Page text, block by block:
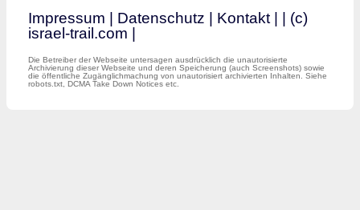
Impressum Datenschutz Kontakt|
| (c)
israel-trail.com |
Die Betreiber der Webseite untersagen ausdrücklich die unautorisierte
Archivierung dieser Webseite und deren Speicherung (auch Screenshots) sowie
die öffentliche Zugänglichmachung von unautorisiert archivierten Inhalten. Siehe
robots.txt, DCMA Take Down Notices etc.